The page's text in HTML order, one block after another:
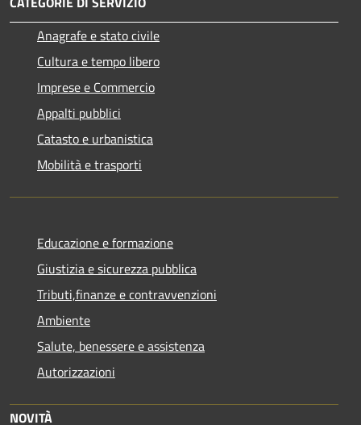
Anagrafe e stato civile
Cultura e tempo libero
Imprese e Commercio
Appalti pubblici
Catasto e urbanistica
Mobilità e trasporti
Educazione e formazione
Giustizia e sicurezza pubblica
Tributi,finanze e contravvenzioni
Ambiente
Salute, benessere e assistenza
Autorizzazioni
NOVITÀ